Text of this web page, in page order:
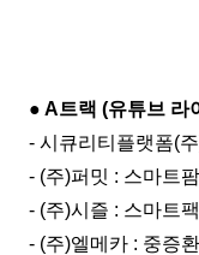
● A트랙 (유튜브 라
- 시큐리티플랫폼(
- (주)퍼밋 : 스마트
- (주)시즐 : 스마트
- (주)엘메카 : 중증